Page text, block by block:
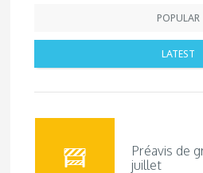
POPULAR
LATEST
Préavis de
juillet